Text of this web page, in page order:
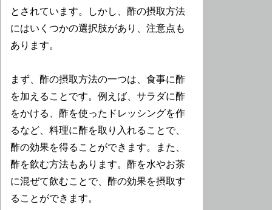
とされています。しかし、酢の摂取方法
にはいくつかの選択肢があり、注意点も
あります。
まず、酢の摂取方法の一つは、食事に酢
を加えることです。例えば、サラダに酢
をかける、酢を使ったドレッシングを作
るなど、料理に酢を取り入れることで、
酢の効果を得ることができます。また、
酢を飲む方法もあります。酢を水やお茶
に混ぜて飲むことで、酢の効果を摂取す
ることができます。